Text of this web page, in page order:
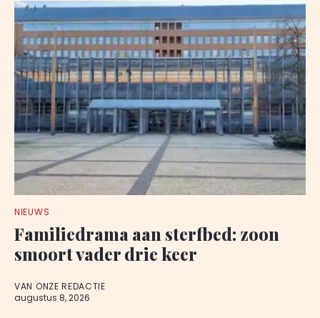
NIEUWS
Familiedrama aan sterfbed: zoon
smoort vader drie keer
VAN ONZE REDACTIE
augustus 8, 2026